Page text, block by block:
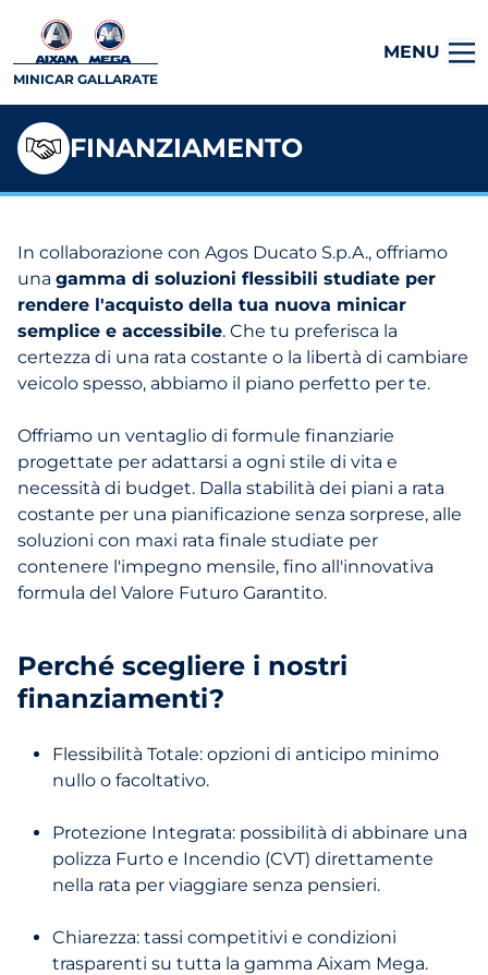
MINICAR GALLARATE
MENU
FINANZIAMENTO
In collaborazione con Agos Ducato S.p.A., offriamo
una gamma di soluzioni flessibili studiate per
rendere l'acquisto della tua nuova minicar
semplice e accessibile. Che tu preferisca la
certezza di una rata costante o la libertà di cambiare
veicolo spesso, abbiamo il piano perfetto per te.
Offriamo un ventaglio di formule finanziarie
progettate per adattarsi a ogni stile di vita e
necessità di budget. Dalla stabilità dei piani a rata
costante per una pianificazione senza sorprese, alle
soluzioni con maxi rata finale studiate per
contenere l'impegno mensile, fino all'innovativa
formula del Valore Futuro Garantito.
Perché scegliere i nostri
finanziamenti?
Flessibilità Totale: opzioni di anticipo minimo
nullo o facoltativo.
Protezione Integrata: possibilità di abbinare una
polizza Furto e Incendio (CVT) direttamente
nella rata per viaggiare senza pensieri.
Chiarezza: tassi competitivi e condizioni
trasparenti su tutta la gamma Aixam Mega.